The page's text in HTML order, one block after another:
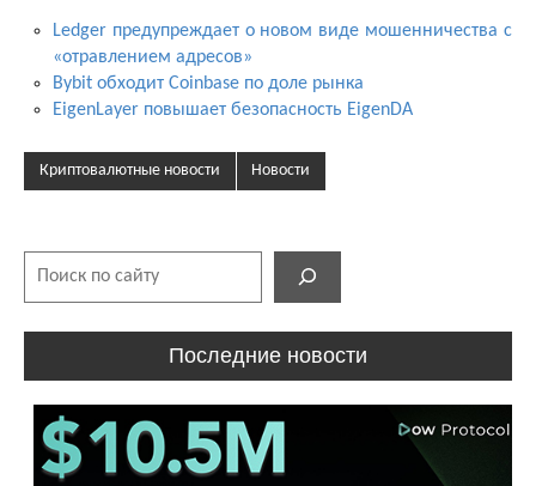
Ledger предупреждает о новом виде мошенничества с
«отравлением адресов»
Bybit обходит Coinbase по доле рынка
EigenLayer повышает безопасность EigenDA
Криптовалютные новости Новости
Последние новости